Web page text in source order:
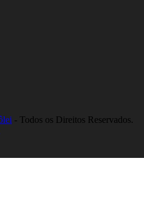
- Todos os Direitos Reservados.